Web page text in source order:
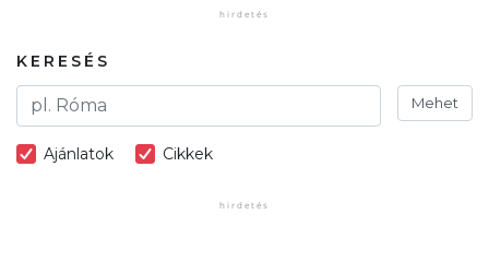
KERESÉS
Mehet
Ajánlatok Cikkek